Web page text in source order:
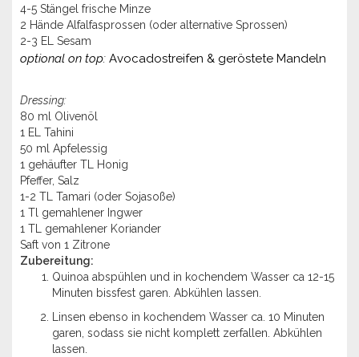
4-5 Stängel frische Minze
2 Hände Alfalfasprossen (oder alternative Sprossen)
2-3 EL Sesam
optional on top: Avocadostreifen & geröstete Mandeln
Dressing:
80 ml Olivenöl
1 EL Tahini
50 ml Apfelessig
1 gehäufter TL Honig
Pfeffer, Salz
1-2 TL Tamari (oder Sojasoße)
1 Tl gemahlener Ingwer
1 TL gemahlener Koriander
Saft von 1 Zitrone
Zubereitung:
Quinoa abspühlen und in kochendem Wasser ca 12-15
Minuten bissfest garen. Abkühlen lassen.
Linsen ebenso in kochendem Wasser ca. 10 Minuten
garen, sodass sie nicht komplett zerfallen. Abkühlen
lassen.